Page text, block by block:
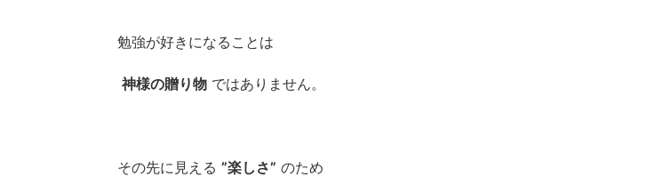
勉強が好きになることは
神様の贈り物 ではありません。
その先に見える ”楽しさ” のため